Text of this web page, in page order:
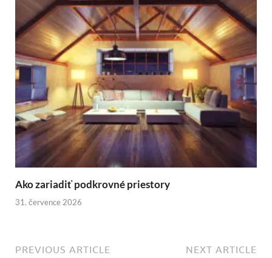
Ako zariadiť podkrovné priestory
31. července 2026
PREVIOUS ARTICLE NEXT ARTICLE